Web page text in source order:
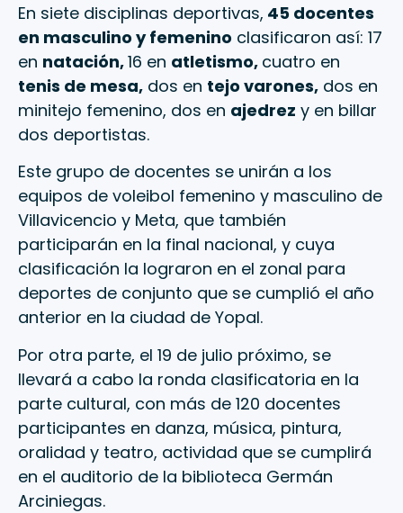
En siete disciplinas deportivas, 45 docentes
en masculino y femenino clasificaron así: 17
en natación,16 en atletismo, cuatro en
tenis de mesa, dos en tejo varones, dos en
minitejo femenino, dos en ajedrez y en billar
dos deportistas.
Este grupo de docentes se unirán a los
equipos de voleibol femenino y masculino de
Villavicencio y Meta, que también
participarán en la final nacional, y cuya
clasificación la lograron en el zonal para
deportes de conjunto que se cumplió el año
anterior en la ciudad de Yopal.
Por otra parte, el 19 de julio próximo, se
llevará a cabo la ronda clasificatoria en la
parte cultural, con más de 120 docentes
participantes en danza, música, pintura,
oralidad y teatro, actividad que se cumplirá
en el auditorio de la biblioteca Germán
Arciniegas.